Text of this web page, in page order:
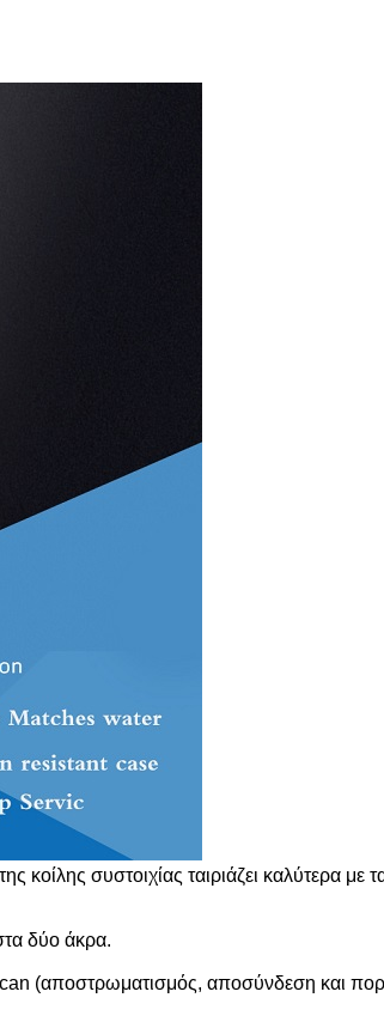
κοίλης συστοιχίας ταιριάζει καλύτερα με
δύο άκρα.
(αποστρωματισμός, αποσύνδεση και